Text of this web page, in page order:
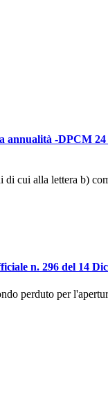
-DPCM
cui alla lettera b)
n. 296 del 14
perduto per